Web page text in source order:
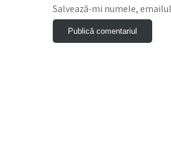
Salvează-mi numele,